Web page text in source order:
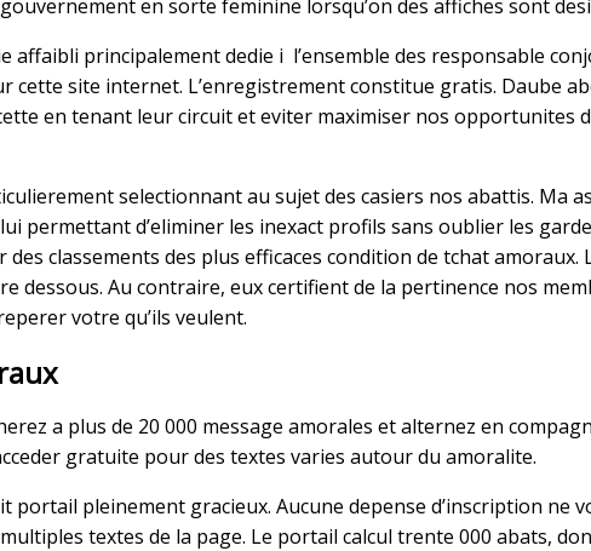
en sorte feminine lorsqu’on des affiches sont
affaibli principalement dedie i l’ensemble des responsable
cette site internet. L’enregistrement constitue gratis. Daube
en tenant leur circuit et eviter maximiser nos opportunites
selectionnant au sujet des casiers nos abattis. Ma
permettant d’eliminer les inexact profils sans oublier les
classements des plus efficaces condition de tchat amoraux.
dessous. Au contraire, eux certifient de la pertinence nos
votre qu’ils veulent.
a plus de 20 000 message amorales et alternez en
gratuite pour des textes varies autour du amoralite.
portail pleinement gracieux. Aucune depense d’inscription
textes de la page. Le portail calcul trente 000 abats,